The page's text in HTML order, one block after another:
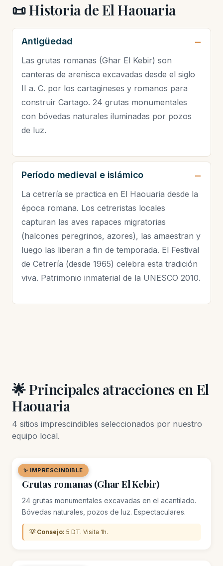
📜 Historia de El Haouaria
Antigüedad
Las grutas romanas (Ghar El Kebir) son
canteras de arenisca excavadas desde el siglo
II a. C. por los cartagineses y romanos para
construir Cartago. 24 grutas monumentales
con bóvedas naturales iluminadas por pozos
de luz.
Período medieval e islámico
La cetrería se practica en El Haouaria desde la
época romana. Los cetreristas locales
capturan las aves rapaces migratorias
(halcones peregrinos, azores), las amaestran y
luego las liberan a fin de temporada. El Festival
de Cetrería (desde 1965) celebra esta tradición
viva. Patrimonio inmaterial de la UNESCO 2010.
🌟 Principales atracciones en El
Haouaria
4 sitios imprescindibles seleccionados por nuestro
equipo local.
✨ IMPRESCINDIBLE
🏛️ MONUMENTO
Grutas romanas (Ghar El Kebir)
24 grutas monumentales excavadas en el acantilado.
Bóvedas naturales, pozos de luz. Espectaculares.
💡 Consejo: 5 DT. Visita 1h.